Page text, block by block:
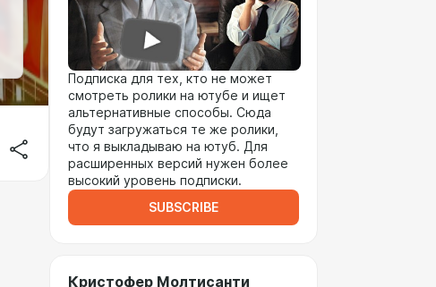
Подписка для тех, кто не может
смотреть ролики на ютубе и ищет
альтернативные способы. Сюда
будут загружаться те же ролики,
что я выкладываю на ютуб. Для
расширенных версий нужен более
высокий уровень подписки.
SUBSCRIBE
Кристофер Молтисанти